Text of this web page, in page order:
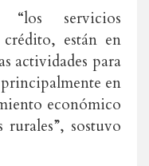
servicios
están en
actividades para
en
económico
sostuvo